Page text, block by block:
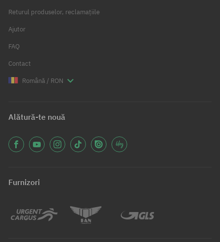
Returul produselor, reclamațiile
Ajutor
FAQ
Contact
Română / RON
Alătură-te nouă
Furnizori